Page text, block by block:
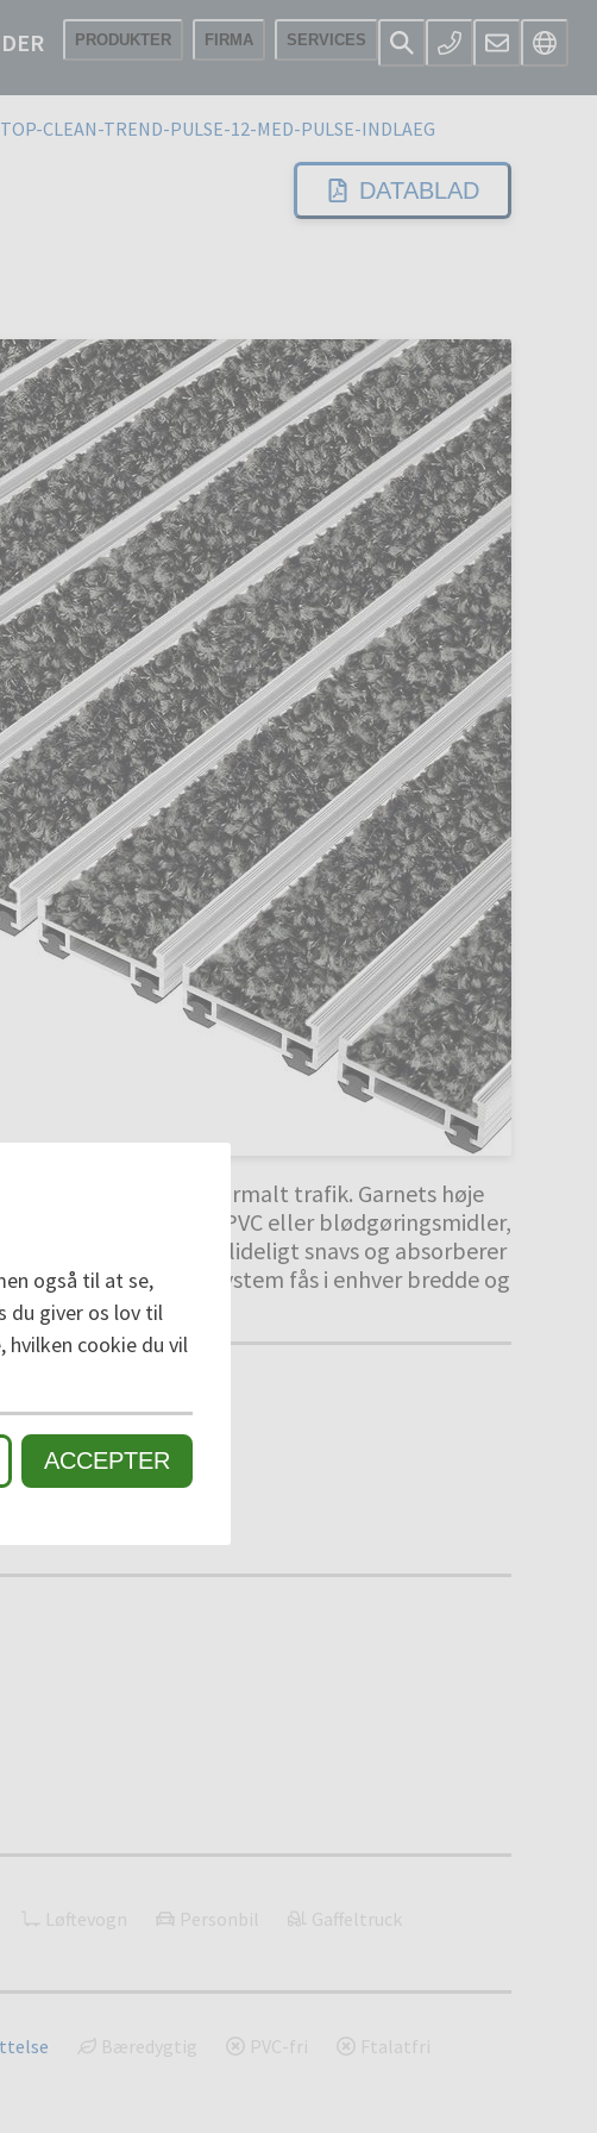
også til at se,
du giver os lov til
hvilken cookie du vil
ACCEPTER
PRODUKTER FIRMA SERVICES
TOP-CLEAN-TREND-PULSE-12-MED-PULSE-INDLAEG
DATABLAD
med både normalt trafik. Garnets høje
ikke bruger PVC eller blødgøringsmidler,
stopper den pålideligt snavs og absorberer
Clean TREND®-system fås i enhver bredde og
Løftevogn Personbil Gaffeltruck
Bæredygtig PVC-fri Ftalatfri